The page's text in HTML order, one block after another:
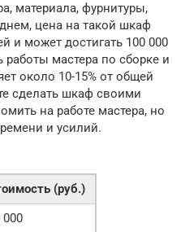
материала, фурнитуры,
цена на такой шкаф
и может достигать 100 000
мастера по сборке и
около 10-15% от общей
сделать шкаф своими
на работе мастера, но
и усилий.
(руб.)
000